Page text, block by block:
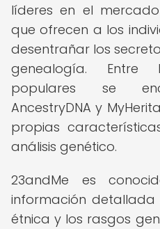
líderes en el
que ofrecen a los
desentrañar los
genealogía.
populares se
AncestryDNA y
propias
análisis genético.
23andMe es
información detallada
étnica y los rasgos